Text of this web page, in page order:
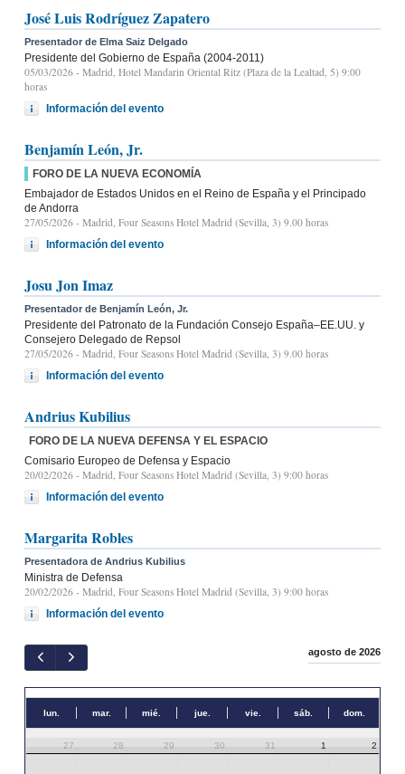
José Luis Rodríguez Zapatero
Presentador de Elma Saiz Delgado
Presidente del Gobierno de España (2004-2011)
05/03/2026 - Madrid, Hotel Mandarin Oriental Ritz (Plaza de la Lealtad, 5) 9:00
horas
Información del evento
Benjamín León, Jr.
FORO DE LA NUEVA ECONOMÍA
Embajador de Estados Unidos en el Reino de España y el Principado
de Andorra
27/05/2026 - Madrid, Four Seasons Hotel Madrid (Sevilla, 3) 9.00 horas
Información del evento
Josu Jon Imaz
Presentador de Benjamín León, Jr.
Presidente del Patronato de la Fundación Consejo España–EE.UU. y
Consejero Delegado de Repsol
27/05/2026 - Madrid, Four Seasons Hotel Madrid (Sevilla, 3) 9.00 horas
Información del evento
Andrius Kubilius
FORO DE LA NUEVA DEFENSA Y EL ESPACIO
Comisario Europeo de Defensa y Espacio
20/02/2026 - Madrid, Four Seasons Hotel Madrid (Sevilla, 3) 9:00 horas
Información del evento
Margarita Robles
Presentadora de Andrius Kubilius
Ministra de Defensa
20/02/2026 - Madrid, Four Seasons Hotel Madrid (Sevilla, 3) 9:00 horas
Información del evento
agosto de 2026
lun. mar. mié. jue. vie. sáb. dom.
27 28 29 30 31 1 2